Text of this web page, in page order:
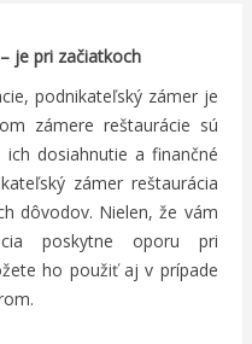
je pri začiatkoch
podnikateľský zámer je
zámere reštaurácie sú
dosiahnutie a finančné
zámer reštaurácia
dôvodov. Nielen, že vám
poskytne oporu pri
ho použiť aj v prípade